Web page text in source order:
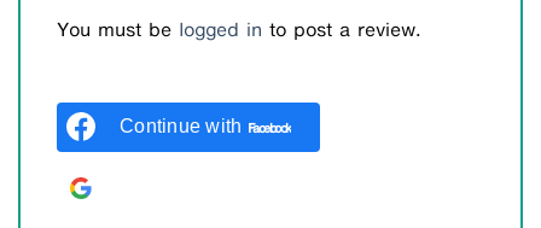
You must be logged in to post a review.
Continue with Facebook